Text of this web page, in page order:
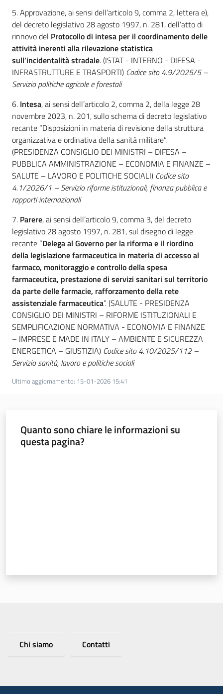
5. Approvazione, ai sensi dell’articolo 9, comma 2, lettera e),
del decreto legislativo 28 agosto 1997, n. 281, dell’atto di
rinnovo del Protocollo di intesa per il coordinamento delle
attività inerenti alla rilevazione statistica
sull’incidentalità stradale. (ISTAT - INTERNO - DIFESA -
INFRASTRUTTURE E TRASPORTI) Codice sito 4.9/2025/5 –
Servizio politiche agricole e forestali
6. Intesa, ai sensi dell’articolo 2, comma 2, della legge 28
novembre 2023, n. 201, sullo schema di decreto legislativo
recante “Disposizioni in materia di revisione della struttura
organizzativa e ordinativa della sanità militare”.
(PRESIDENZA CONSIGLIO DEI MINISTRI – DIFESA –
PUBBLICA AMMINISTRAZIONE – ECONOMIA E FINANZE –
SALUTE – LAVORO E POLITICHE SOCIALI) Codice sito
4.1/2026/1 – Servizio riforme istituzionali, finanza pubblica e
rapporti internazionali
7. Parere, ai sensi dell’articolo 9, comma 3, del decreto
legislativo 28 agosto 1997, n. 281, sul disegno di legge
recante “Delega al Governo per la riforma e il riordino
della legislazione farmaceutica in materia di accesso al
farmaco, monitoraggio e controllo della spesa
farmaceutica, prestazione di servizi sanitari sul territorio
da parte delle farmacie, rafforzamento della rete
assistenziale farmaceutica”. (SALUTE - PRESIDENZA
CONSIGLIO DEI MINISTRI – RIFORME ISTITUZIONALI E
SEMPLIFICAZIONE NORMATIVA - ECONOMIA E FINANZE
– IMPRESE E MADE IN ITALY – AMBIENTE E SICUREZZA
ENERGETICA – GIUSTIZIA) Codice sito 4.10/2025/112 –
Servizio sanità, lavoro e politiche sociali
Ultimo aggiornamento: 15-01-2026 15:41
Quanto sono chiare le informazioni su
questa pagina?
Chi siamo Contatti